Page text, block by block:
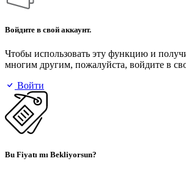
Войдите в свой аккаунт.
Чтобы использовать эту функцию и
многим другим, пожалуйста, войдите в
Войти
Bu Fiyatı mı Bekliyorsun?